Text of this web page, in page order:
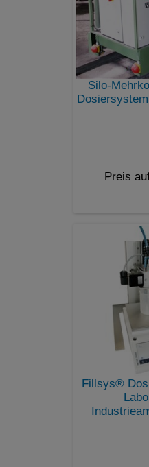
Silo-
Preis
Fillsys®